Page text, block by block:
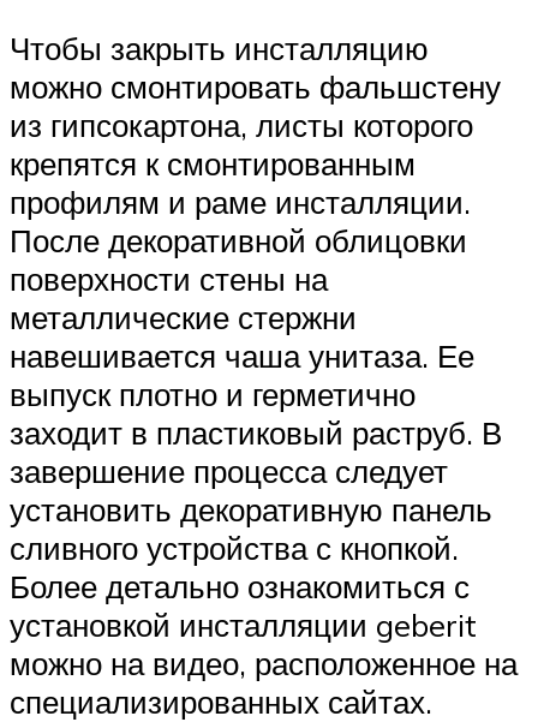
Чтобы закрыть инсталляцию
можно смонтировать фальшстену
из гипсокартона, листы которого
крепятся к смонтированным
профилям и раме инсталляции.
После декоративной облицовки
поверхности стены на
металлические стержни
навешивается чаша унитаза. Ее
выпуск плотно и герметично
заходит в пластиковый раструб. В
завершение процесса следует
установить декоративную панель
сливного устройства с кнопкой.
Более детально ознакомиться с
установкой инсталляции geberit
можно на видео, расположенное на
специализированных сайтах.